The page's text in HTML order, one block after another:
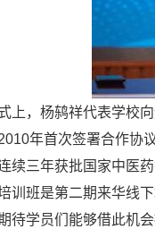
上，杨鸫祥代表学校
年首次签署合作协
续三年获批国家中医
训班是第二期来华线
待学员们能够借此机